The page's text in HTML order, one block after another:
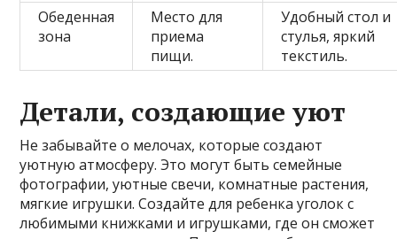
Обеденная
зона
Место для
приема
пищи.
Удобный стол и
стулья, яркий
текстиль.
Детали, создающие уют
Не забывайте о мелочах, которые создают
уютную атмосферу. Это могут быть семейные
фотографии, уютные свечи, комнатные растения,
мягкие игрушки. Создайте для ребенка уголок с
любимыми книжками и игрушками, где он сможет